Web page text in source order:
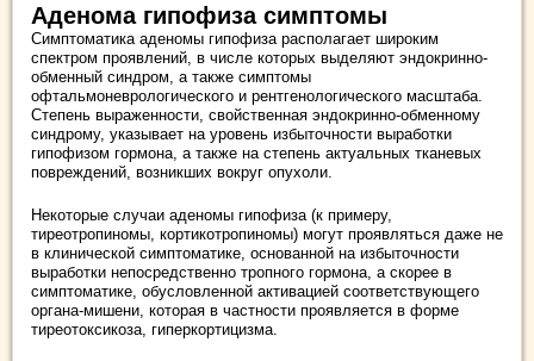
Аденома гипофиза симптомы
Симптоматика аденомы гипофиза располагает широким
спектром проявлений, в числе которых выделяют эндокринно-
обменный синдром, а также симптомы
офтальмоневрологического и рентгенологического масштаба.
Степень выраженности, свойственная эндокринно-обменному
синдрому, указывает на уровень избыточности выработки
гипофизом гормона, а также на степень актуальных тканевых
повреждений, возникших вокруг опухоли.
Некоторые случаи аденомы гипофиза (к примеру,
тиреотропиномы, кортикотропиномы) могут проявляться даже не
в клинической симптоматике, основанной на избыточности
выработки непосредственно тропного гормона, а скорее в
симптоматике, обусловленной активацией соответствующего
органа-мишени, которая в частности проявляется в форме
тиреотоксикоза, гиперкортицизма.